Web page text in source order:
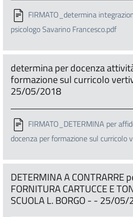
FIRMATO_determina
psicologo Savarino Francesco.pdf
determina per docenza
formazione sul curricolo
25/05/2018
FIRMATO_DETERMINA per
docenza per formazione sul curricolo
DETERMINA A CONTRARRE
FORNITURA CARTUCCE E
SCUOLA L. BORGO - - 25/